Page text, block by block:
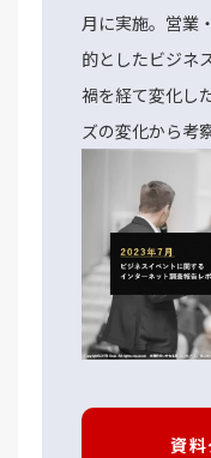
月に実施。営業
的としたビジネ
禍を経て変化し
ズの変化から考
資